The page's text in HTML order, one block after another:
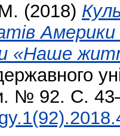
(2018)
Америки
«Наше
№ 92. С.